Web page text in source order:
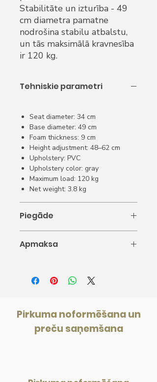
Stabilitāte un izturība - 49
cm diametra pamatne
nodrošina stabilu atbalstu,
un tās maksimālā kravnesība
ir 120 kg.
Tehniskie parametri
Seat diameter: 34 cm
Base diameter: 49 cm
Foam thickness: 9 cm
Height adjustment: 48–62 cm
Upholstery: PVC
Upholstery color: gray
Maximum load: 120 kg
Net weight: 3.8 kg
Piegāde
Apmaksa
2. Apmaksa internetbankā
3. Apmaksāt ar rēķinu
Pirkuma noformēšana un
preču saņemšana